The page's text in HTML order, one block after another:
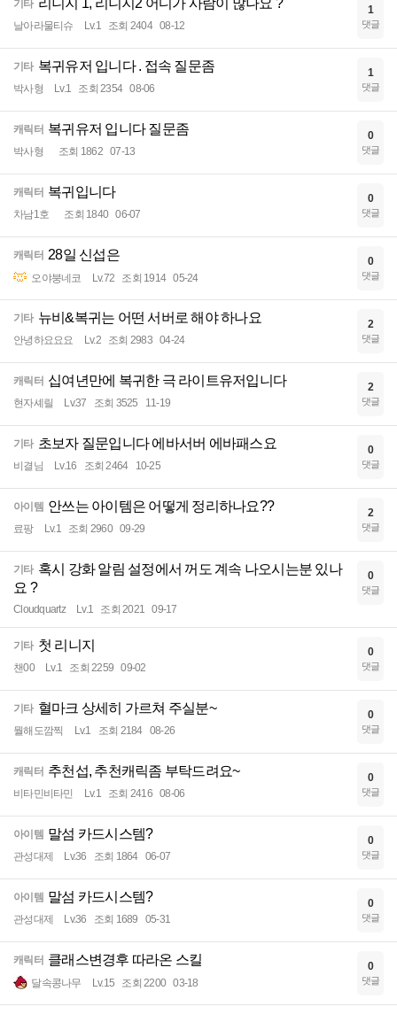
기타 리니지 1, 리니지2 어디가 사람이 많나요 ?
날아라물티슈 Lv.1 조회 2404 08-12
1
댓글
기타 복귀유저 입니다 . 접속 질문좀
박사형 Lv.1 조회 2354 08-06
1
댓글
캐릭터 복귀유저 입니다 질문좀
박사형 조회 1862 07-13
0
댓글
캐릭터 복귀입니다
차남1호 조회 1840 06-07
0
댓글
캐릭터 28일 신섭은
오야붕네코 Lv.72 조회 1914 05-24
0
댓글
기타 뉴비&복귀는 어떤 서버로 해야 하나요
안녕하요요요 Lv.2 조회 2983 04-24
2
댓글
캐릭터 십여년만에 복귀한 극 라이트유저입니다
현자셰릴 Lv.37 조회 3525 11-19
2
댓글
기타 초보자 질문입니다 에바서버 에바패스요
비결님 Lv.16 조회 2464 10-25
0
댓글
아이템 안쓰는 아이템은 어떻게 정리하나요??
료팡 Lv.1 조회 2960 09-29
2
댓글
기타 혹시 강화 알림 설정에서 꺼도 계속 나오시는분 있나
요 ?
Cloudquartz Lv.1 조회 2021 09-17
0
댓글
기타 첫 리니지
챈00 Lv.1 조회 2259 09-02
0
댓글
기타 혈마크 상세히 가르쳐 주실분~
뭘해도깜찍 Lv.1 조회 2184 08-26
0
댓글
캐릭터 추천섭, 추천캐릭좀 부탁드려요~
비타민비타민 Lv.1 조회 2416 08-06
0
댓글
아이템 말섬 카드시스템?
관성대제 Lv.36 조회 1864 06-07
0
댓글
아이템 말섬 카드시스템?
관성대제 Lv.36 조회 1689 05-31
0
댓글
캐릭터 클래스변경후 따라온 스킬
달속콩나무 Lv.15 조회 2200 03-18
0
댓글